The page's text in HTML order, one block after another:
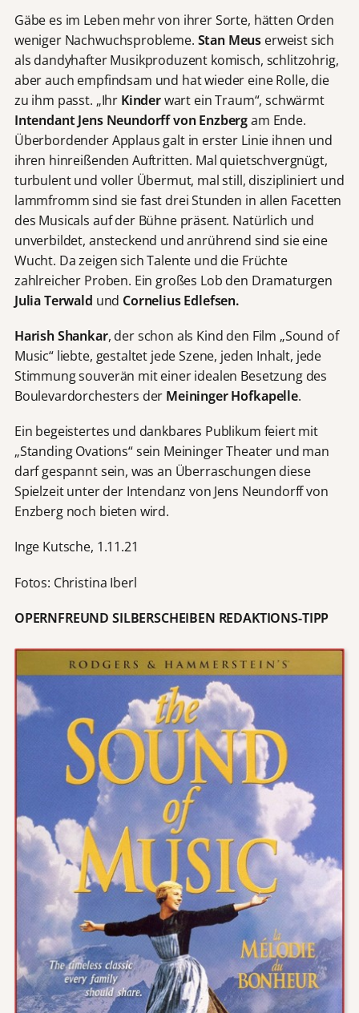
Gäbe es im Leben mehr von ihrer Sorte, hätten Orden
weniger Nachwuchsprobleme. Stan Meus erweist sich
als dandyhafter Musikproduzent komisch, schlitzohrig,
aber auch empfindsam und hat wieder eine Rolle, die
zu ihm passt. „Ihr Kinderwart ein Traum“, schwärmt
Intendant Jens Neundorff von Enzbergam Ende.
Überbordender Applaus galt in erster Linie ihnen und
ihren hinreißenden Auftritten. Mal quietschvergnügt,
turbulent und voller Übermut, mal still, diszipliniert und
lammfromm sind sie fast drei Stunden in allen Facetten
des Musicals auf der Bühne präsent. Natürlich und
unverbildet, ansteckend und anrührend sind sie eine
Wucht. Da zeigen sich Talente und die Früchte
zahlreicher Proben. Ein großes Lob den Dramaturgen
Julia Terwald und Cornelius Edlefsen.
Harish Shankar, der schon als Kind den Film „Sound of
Music“ liebte, gestaltet jede Szene, jeden Inhalt, jede
Stimmung souverän mit einer idealen Besetzung des
Boulevardorchesters der Meininger Hofkapelle.
Ein begeistertes und dankbares Publikum feiert mit
„Standing Ovations“ sein Meininger Theater und man
darf gespannt sein, was an Überraschungen diese
Spielzeit unter der Intendanz von Jens Neundorff von
Enzberg noch bieten wird.
Inge Kutsche, 1.11.21
Fotos: Christina Iberl
OPERNFREUND SILBERSCHEIBEN REDAKTIONS-TIPP